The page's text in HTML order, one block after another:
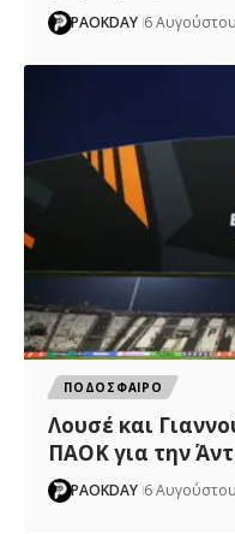
PAOKDAY 6
ΠΟΔΟΣΦΑΙΡΟ
Λουσέ και
ΠΑΟΚ για την
PAOKDAY 6